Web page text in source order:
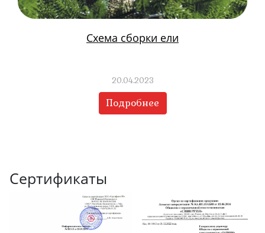
Схема сборки ели
20.04.2023
Подробнее
Сертификаты